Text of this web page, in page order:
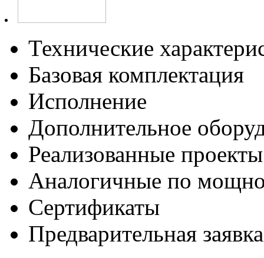
Технические
Базовая комплектация
Исполнение
Дополнительное
Реализованные проекты
Аналогичные по
Сертификаты
Предварительная заявка